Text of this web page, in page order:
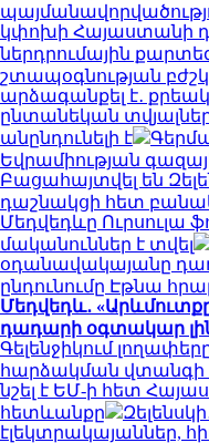
կփոխի Հայաստանի
ներդրումային
շտապօգնության
արձագանքել է․
ընտանեկան
անընդունելի է
Եվրամիության
Բացահայտվել են
դաշնակցի հետ
Մեդվեդևը Ուրսուլա
մականուններ է տվել
օդանավակայանը
ընդունումը Էթնա
Մեդվեդև․
դադարի օգտակար
Գելենջիկում
հարձակման
նշել է ԵՄ-ի հետ
հետևանքը
էլեկտրակայաններ,